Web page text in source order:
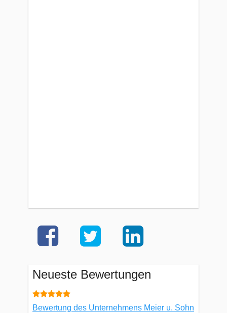
Neueste Bewertungen
Bewertung des Unternehmens Meier u. Sohn